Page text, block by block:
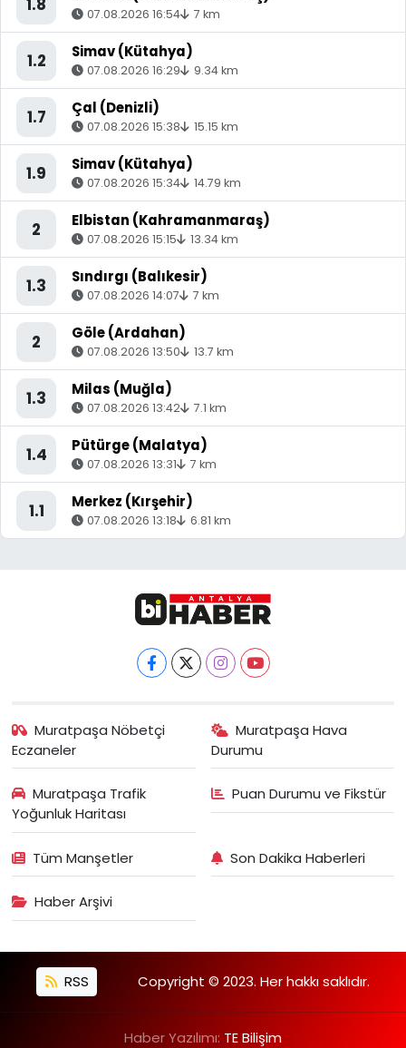
07.08.2026 16:54 7 km
1.2 Simav (Kütahya)
07.08.2026 16:29 9.34 km
1.7 Çal (Denizli)
07.08.2026 15:38 15.15 km
1.9 Simav (Kütahya)
07.08.2026 15:34 14.79 km
2 Elbistan (Kahramanmaraş)
07.08.2026 15:15 13.34 km
1.3 Sındırgı (Balıkesir)
07.08.2026 14:07 7 km
2 Göle (Ardahan)
07.08.2026 13:50 13.7 km
1.3 Milas (Muğla)
07.08.2026 13:42 7.1 km
1.4 Pütürge (Malatya)
07.08.2026 13:31 7 km
1.1 Merkez (Kırşehir)
07.08.2026 13:18 6.81 km
Muratpaşa Nöbetçi
Eczaneler
Muratpaşa Hava
Durumu
Muratpaşa Trafik
Yoğunluk Haritası
Puan Durumu ve Fikstür
Tüm Manşetler Son Dakika Haberleri
Haber Arşivi
RSS Copyright © 2023. Her hakkı saklıdır.
Haber Yazılımı: TE Bilişim